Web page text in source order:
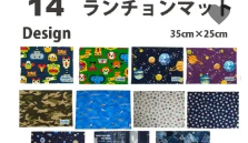
favorite